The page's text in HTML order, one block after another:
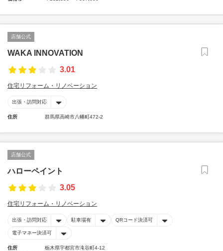
店舗公式
WAKA INNOVATION
3.01
住宅リフォーム・リノベーション
出張・訪問対応
住所 群馬県高崎市八幡町472-2
店舗公式
ハローペイント
3.05
住宅リフォーム・リノベーション
出張・訪問対応 駐車場有 QRコード決済可
電子マネー決済可
住所
栃木県宇都宮市滝谷町4-12